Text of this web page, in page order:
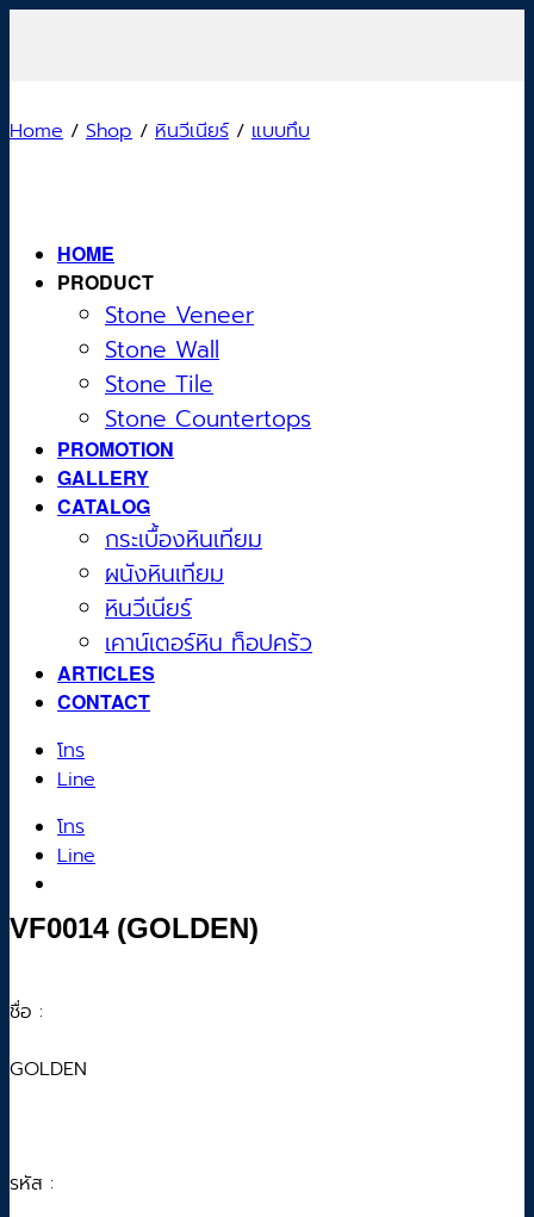
HOME
PRODUCT
Stone Veneer
Stone Wall
Stone Tile
Stone Countertops
PROMOTION
GALLERY
CATALOG
กระเบื้องหินเทียม
ผนังหินเทียม
หินวีเนียร์
เคาน์เตอร์หิน ท็อปครัว
ARTICLES
CONTACT
โทร
Line
โทร
Line
Home / Shop / หินวีเนียร์ / แบบทึบ
VF0014 (GOLDEN)
ชื่อ :
GOLDEN
รหัส :